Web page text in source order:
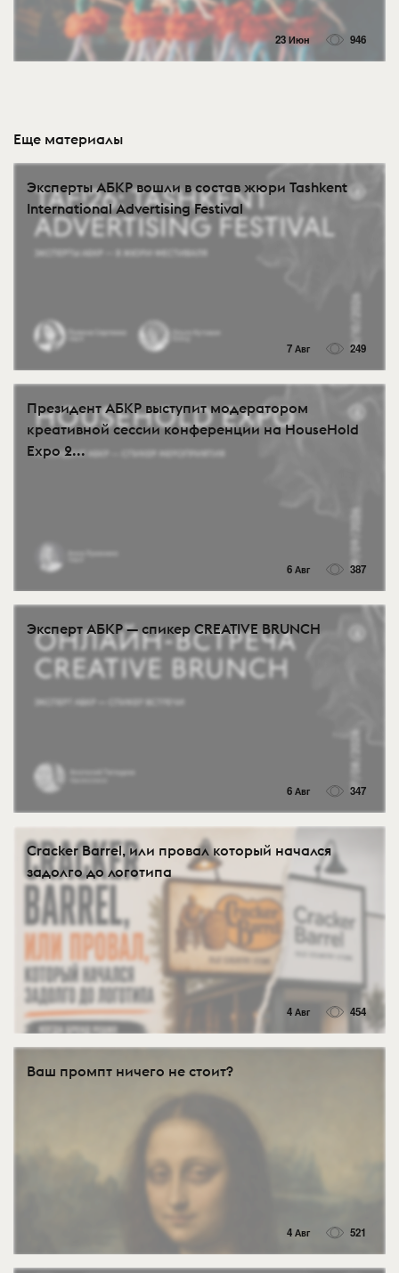
23 Июн 946
Еще материалы
Эксперты АБКР вошли в состав жюри Tashkent
International Advertising Festival
7 Авг 249
Президент АБКР выступит модератором
креативной сессии конференции на HouseHold
Expo 2...
6 Авг 387
Эксперт АБКР — спикер CREATIVE BRUNCH
6 Авг 347
Cracker Barrel, или провал который начался
задолго до логотипа
4 Авг 454
Ваш промпт ничего не стоит?
4 Авг 521